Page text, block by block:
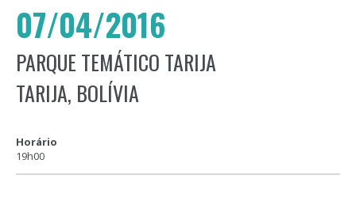
07/04/2016
PARQUE TEMÁTICO TARIJA
TARIJA, BOLÍVIA
Horário
19h00